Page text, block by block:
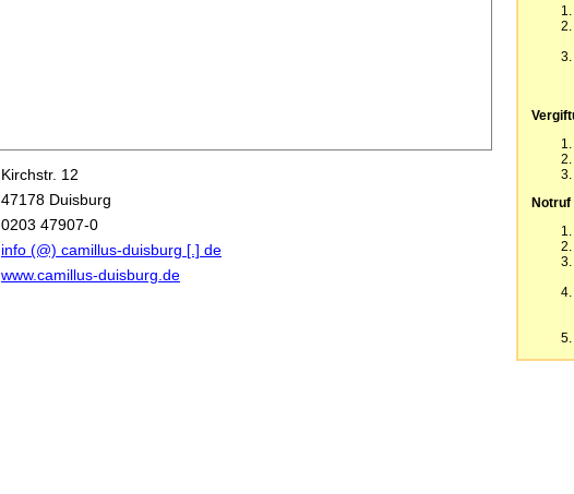
Kirchstr. 12
47178 Duisburg
0203 47907-0
info (@) camillus-duisburg [.] de
www.camillus-duisburg.de